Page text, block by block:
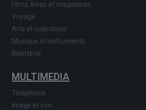
Films, livres et magazines
Voyage
Arts et collections
Musique et instruments
Billetterie
MULTIMEDIA
Téléphonie
Image et son